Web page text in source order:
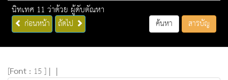
นิทเทศ 11 ว่าด้วย ผู้ดับตัณหา
ก่อนหน้า ถัดไป ค้นหา สารบัญ
[Font : 15 ] | |